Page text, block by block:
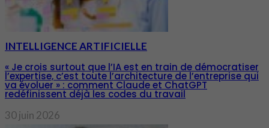
INTELLIGENCE ARTIFICIELLE
« Je crois surtout que l’IA est en train de démocratiser
l’expertise, c’est toute l’architecture de l’entreprise qui
va évoluer » : comment Claude et ChatGPT
redéfinissent déjà les codes du travail
30 juin 2026